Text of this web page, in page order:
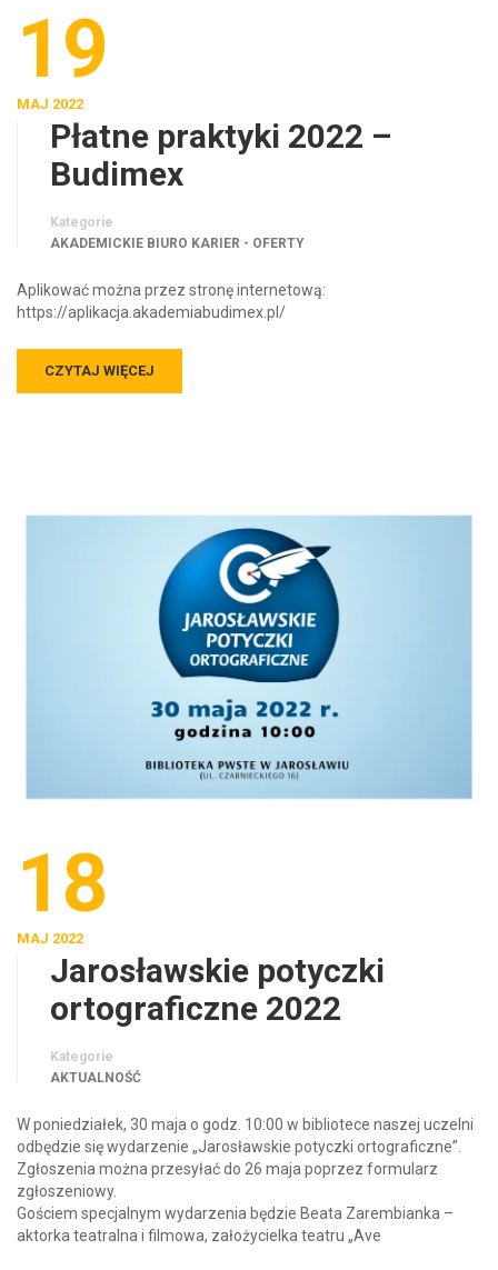
19
MAJ 2022
Płatne praktyki 2022 –
Budimex
Kategorie
AKADEMICKIE BIURO KARIER - OFERTY
Aplikować można przez stronę internetową:
https://aplikacja.akademiabudimex.pl/
CZYTAJ WIĘCEJ
18
MAJ 2022
Jarosławskie potyczki
ortograficzne 2022
Kategorie
AKTUALNOŚĆ
W poniedziałek, 30 maja o godz. 10:00 w bibliotece naszej uczelni
odbędzie się wydarzenie „Jarosławskie potyczki ortograficzne”.
Zgłoszenia można przesyłać do 26 maja poprzez formularz
zgłoszeniowy.
Gościem specjalnym wydarzenia będzie Beata Zarembianka –
aktorka teatralna i filmowa, założycielka teatru „Ave